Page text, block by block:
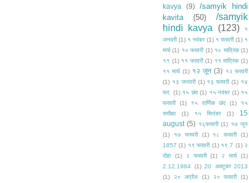
kavya
(9)
/samyik hindi
kavita
(50)
/samyik
hindi kavya
(123)
१
जनवरी (1) १ नवंबर (1) १ फरवरी (1) १
मार्च (1) १० फरवरी (1) १० मात्रिक (1)
११ (1) ११ फरवरी (1) ११ मात्रिक (1)
११ मार्च (1) १२ जून (3) १२ फरवरी
(1) १३ जनवरी (1) १३ फरवरी (1) १४
फर. (1) १५ छंद (1) १५ नवंबर (1) १५
फरवरी
(1) १५ वार्णिक छंद (1)
१५
समीक्षा
(1) १५ सितंबर (1)
15
august (5) १६फरवरी (1) १७ जून
(1)
१७ फरवरी (1) १८ फरवरी
(1)
1857 (1) १९ फरवरी (1) १९.7 (1) २
दोहा
(1) २ फरवरी (1) २ मार्च
(1)
2.12.1984 (1) 20 अक्टूबर 2013
(1)
२० अप्रैल (1) २० फरवरी
(1)